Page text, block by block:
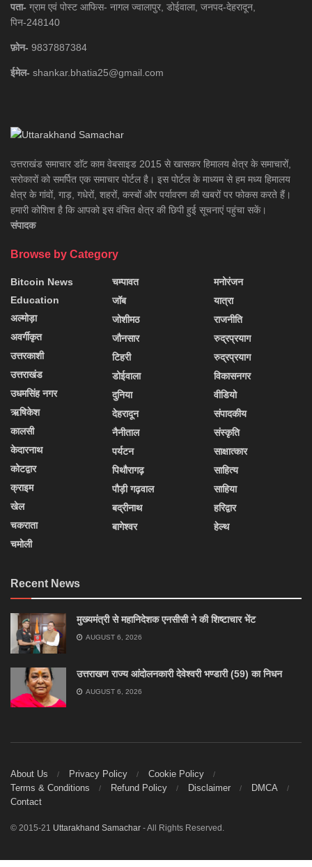
पता- ग्राम एवं पोस्ट आफिस- नागल ज्वालापुर, डोईवाला, जनपद-देहरादून,
पिन-248140
फ़ोन- 9837887384
ईमेल- shankar.bhatia25@gmail.com
उत्तराखंड समाचार डाॅट काम वेबसाइड 2015 से खासकर हिमालय क्षेत्र के समाचारों,
सरोकारों को समर्पित एक समाचार पोर्टल है। इस पोर्टल के माध्यम से हम मध्य हिमालय
क्षेत्र के गांवों, गाड़, गधेरों, शहरों, कस्बों और पर्यावरण की खबरों पर फोकस करते हैं।
हमारी कोशिश है कि आपको इस वंचित क्षेत्र की छिपी हुई सूचनाएं पहुंचा सकें।
संपादक
Browse by Category
Bitcoin News
Education
अल्मोड़ा
अवर्गीकृत
उत्तरकाशी
उत्तराखंड
उधमसिंह नगर
ऋषिकेश
कालसी
केदारनाथ
कोटद्वार
क्राइम
खेल
चकराता
चमोली
चम्पावत
जॉब
जोशीमठ
जौनसार
टिहरी
डोईवाला
दुनिया
देहरादून
नैनीताल
पर्यटन
पिथौरागढ़
पौड़ी गढ़वाल
बद्रीनाथ
बागेश्वर
मनोरंजन
यात्रा
राजनीति
रुद्रप्रयाग
रुद्रप्रयाग
विकासनगर
वीडियो
संपादकीय
संस्कृति
साक्षात्कार
साहित्य
साहिया
हरिद्वार
हेल्थ
Recent News
मुख्यमंत्री से महानिदेशक एनसीसी ने की शिष्टाचार भेंट
AUGUST 6, 2026
उत्तराखण राज्य आंदोलनकारी देवेश्वरी भण्डारी (59) का निधन
AUGUST 6, 2026
About Us Privacy Policy
Cookie Policy
Terms & Conditions
Refund Policy Disclaimer
DMCA
Contact
© 2015-21 Uttarakhand Samachar - All Rights Reserved.